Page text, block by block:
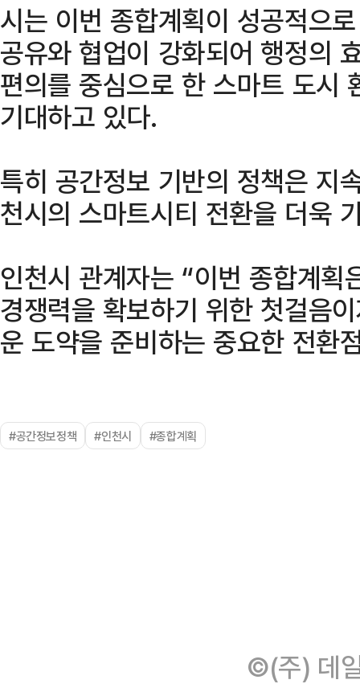
시는 이번 종합계획이 성공적으
공유와 협업이 강화되어 행정의
편의를 중심으로 한 스마트 도시
기대하고 있다.
특히 공간정보 기반의 정책은 지
천시의 스마트시티 전환을 더욱
인천시 관계자는 “이번 종합계
경쟁력을 확보하기 위한 첫걸음
운 도약을 준비하는 중요한 전환
#공간정보정책 #인천시 #종합계획
©(주) 데